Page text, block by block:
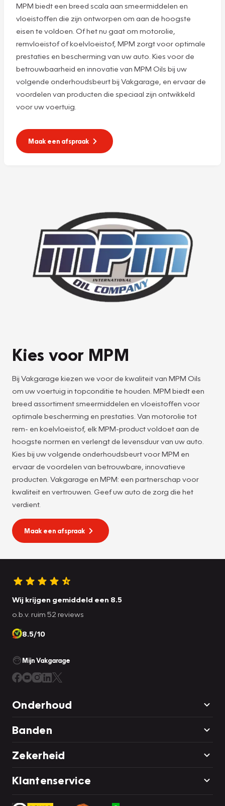
MPM biedt een breed scala aan smeermiddelen en
vloeistoffen die zijn ontworpen om aan de hoogste
eisen te voldoen. Of het nu gaat om motorolie,
remvloeistof of koelvloeistof, MPM zorgt voor optimale
prestaties en bescherming van uw auto. Kies voor de
betrouwbaarheid en innovatie van MPM Oils bij uw
volgende onderhoudsbeurt bij Vakgarage, en ervaar de
voordelen van producten die speciaal zijn ontwikkeld
voor uw voertuig.
Maak een afspraak
Kies voor MPM
Bij Vakgarage kiezen we voor de kwaliteit van MPM Oils
om uw voertuig in topconditie te houden. MPM biedt een
breed assortiment smeermiddelen en vloeistoffen voor
optimale bescherming en prestaties. Van motorolie tot
rem- en koelvloeistof, elk MPM-product voldoet aan de
hoogste normen en verlengt de levensduur van uw auto.
Kies bij uw volgende onderhoudsbeurt voor MPM en
ervaar de voordelen van betrouwbare, innovatieve
producten. Vakgarage en MPM: een partnerschap voor
kwaliteit en vertrouwen. Geef uw auto de zorg die het
verdient.
Maak een afspraak
Wij krijgen gemiddeld een 8.5
o.b.v. ruim 52 reviews
8.5/10
Mijn Vakgarage
Onderhoud
Banden
Zekerheid
Klantenservice